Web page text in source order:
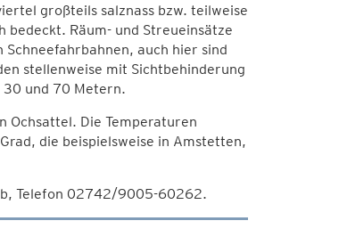
großteils salznass bzw. teilweise
Räum- und Streueinsätze
auch hier sind
stellenweise mit Sichtbehinderung
30 und 70 Metern.
Ochsattel. Die Temperaturen
die beispielsweise in Amstetten,
Telefon 02742/9005-60262.